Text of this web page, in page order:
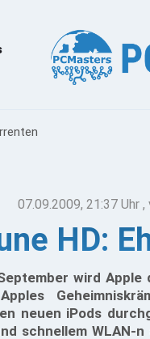
07.09.2009, 21:37 Uhr ,
HD:
wird
neuen iPods
schnellem WLAN-